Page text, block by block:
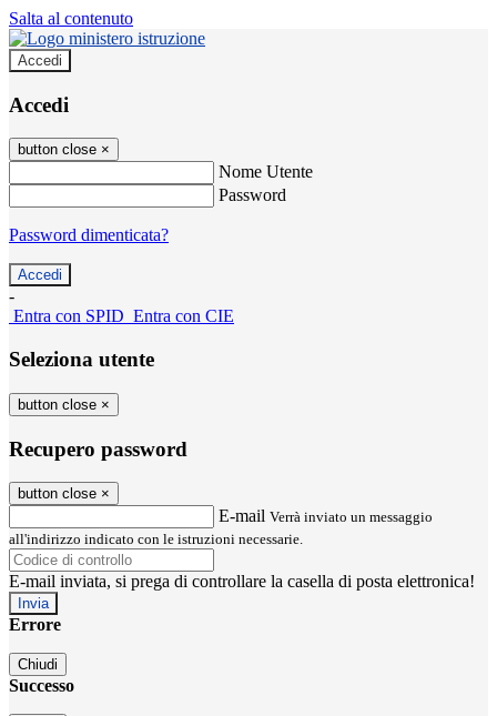
Salta al contenuto
Accedi
Accedi
button close ×
Nome Utente
Password
Password dimenticata?
-
Entra con SPID Entra con CIE
Seleziona utente
button close ×
Recupero password
button close ×
E-mail Verrà inviato un messaggio
all'indirizzo indicato con le istruzioni necessarie.
E-mail inviata, si prega di controllare la casella di posta elettronica!
Errore
Chiudi
Successo